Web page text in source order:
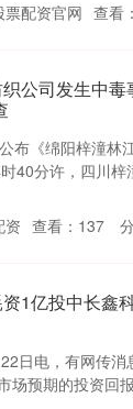
配资官网 查看：
公司发生中
布《绵阳梓潼林
40分许，四川梓
资 查看： 137
1亿投中长鑫
日电，有网传
场预期的投资回